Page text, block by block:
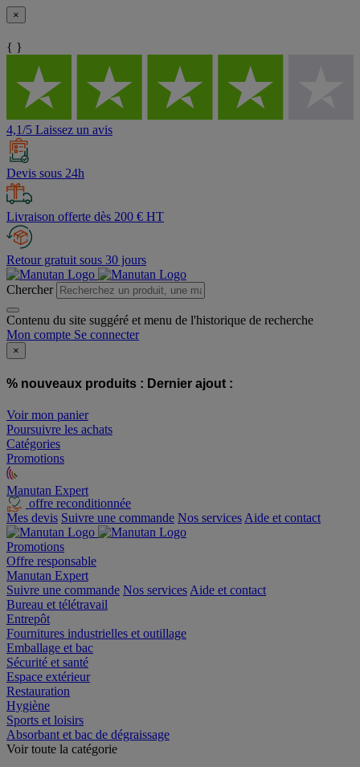
×
{ }
4,1/5 Laissez un avis
Devis sous 24h
Livraison offerte dès 200 € HT
Retour gratuit sous 30 jours
Chercher
Contenu du site suggéré et menu de l'historique de recherche
Mon compte Se connecter
×
% nouveaux produits : Dernier ajout :
Voir mon panier
Poursuivre les achats
Catégories
Promotions
Manutan Expert
offre reconditionnée
Mes devis Suivre une commande Nos services Aide et contact
Promotions
Offre responsable
Manutan Expert
Suivre une commande Nos services Aide et contact
Bureau et télétravail
Entrepôt
Fournitures industrielles et outillage
Emballage et bac
Sécurité et santé
Espace extérieur
Restauration
Hygiène
Sports et loisirs
Absorbant et bac de dégraissage
Voir toute la catégorie